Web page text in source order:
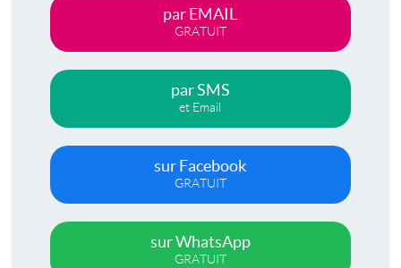
par EMAIL
GRATUIT
par SMS
et Email
sur Facebook
GRATUIT
sur WhatsApp
GRATUIT